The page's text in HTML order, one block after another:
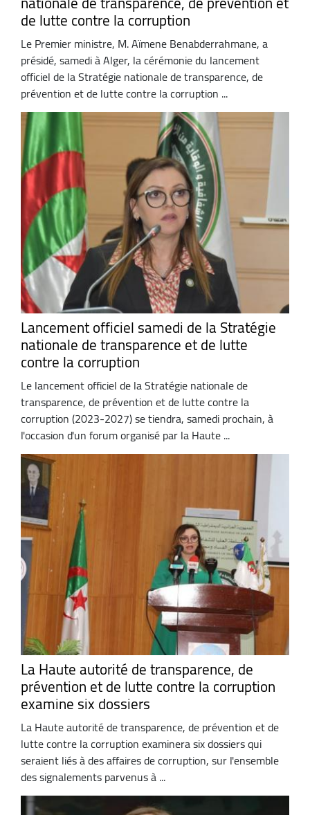
de lutte contre la corruption
Le Premier ministre, M. Aïmene Benabderrahmane, a
présidé, samedi à Alger, la cérémonie du lancement
officiel de la Stratégie nationale de transparence, de
prévention et de lutte contre la corruption ...
Lancement officiel samedi de la Stratégie
nationale de transparence et de lutte
contre la corruption
Le lancement officiel de la Stratégie nationale de
transparence, de prévention et de lutte contre la
corruption (2023-2027) se tiendra, samedi prochain, à
l'occasion d'un forum organisé par la Haute ...
La Haute autorité de transparence, de
prévention et de lutte contre la corruption
examine six dossiers
La Haute autorité de transparence, de prévention et de
lutte contre la corruption examinera six dossiers qui
seraient liés à des affaires de corruption, sur l'ensemble
des signalements parvenus à ...